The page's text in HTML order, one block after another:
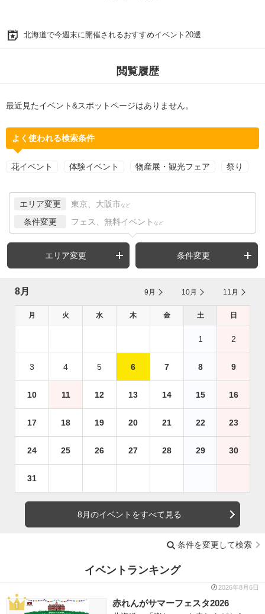
北海道で今週末に開催されるおすすめイベント20選
閲覧履歴
最近見たイベント&スポットページはありません。
よく使われる検索条件
花イベント 体験イベント 物産展・観光フェア 祭り
エリア変更 東京、大阪市 など
条件変更 フェス、無料イベント など
エリア変更 条件変更
8月 9月 10月 11月
月 火 水 木 金 土 日
1 2
3 4 5 6 7 8 9
10 11 12 13 14 15 16
17 18 19 20 21 22 23
24 25 26 27 28 29 30
31
8月のイベントをすべて見る
条件を変更して検索
イベントランキング
2026年8月6日
赤れんがサマーフェスタ2026